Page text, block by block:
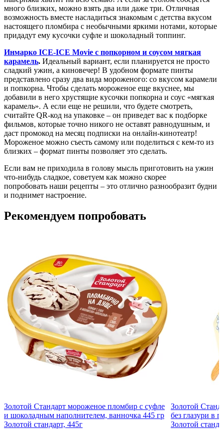
много близких, можно взять два или даже три. Отличная
возможность вместе насладиться знакомым с детства вкусом
настоящего пломбира с необычными яркими нотами, которые
придадут ему кусочки суфле и шоколадный топпинг.
Инмарко ICE-ICE Movie с попкорном и соусом мягкая
карамель. Идеальный вариант, если планируется не просто
сладкий ужин, а киновечер! В удобном формате пинты
представлено сразу два вида мороженого: со вкусом карамели
и попкорна. Чтобы сделать мороженое еще вкуснее, мы
добавили в него хрустящие кусочки попкорна и соус «мягкая
карамель». А если еще не решили, что будете смотреть,
считайте QR-код на упаковке – он приведет вас к подборке
фильмов, которые точно никого не оставят равнодушным, и
даст промокод на месяц подписки на онлайн-кинотеатр!
Мороженое можно съесть самому или поделиться с кем-то из
близких – формат пинты позволяет это сделать.
Если вам не приходила в голову мысль приготовить на ужин
что-нибудь сладкое, советуем как можно скорее
попробовать наши рецепты – это отлично разнообразит будни
и поднимет настроение.
Рекомендуем попробовать
Золотой Стандарт мороженое пломбир с суфле
и шоколадным наполнителем, ванночка 445 гр
Золотой стандарт, 445г
Золотой
без глазури в
Золотой